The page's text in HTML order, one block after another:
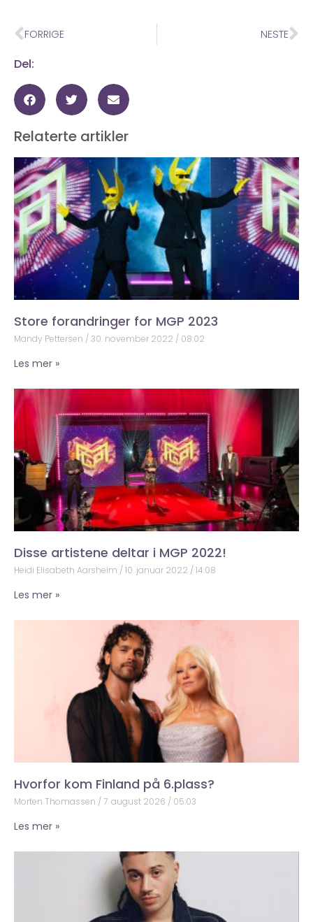
FORRIGE NESTE
Del:
Relaterte artikler
Store forandringer for MGP 2023
Mandy Pettersen 30. november 2022 08:02
Les mer »
Disse artistene deltar i MGP 2022!
Heidi Elisabeth Aarsheim 10. januar 2022 14:08
Les mer »
Hvorfor kom Finland på 6.plass?
Morten Thomassen 7. august 2026 05:03
Les mer »